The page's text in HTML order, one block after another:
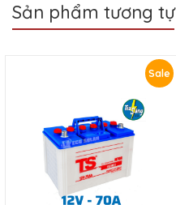
Sản phẩm tương tự
Sale